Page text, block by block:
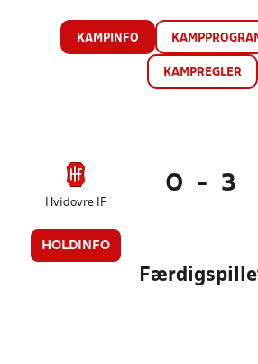
KAMPINFO
KAMPREGLER
Hvidovre IF
HOLDINFO
0 - 3